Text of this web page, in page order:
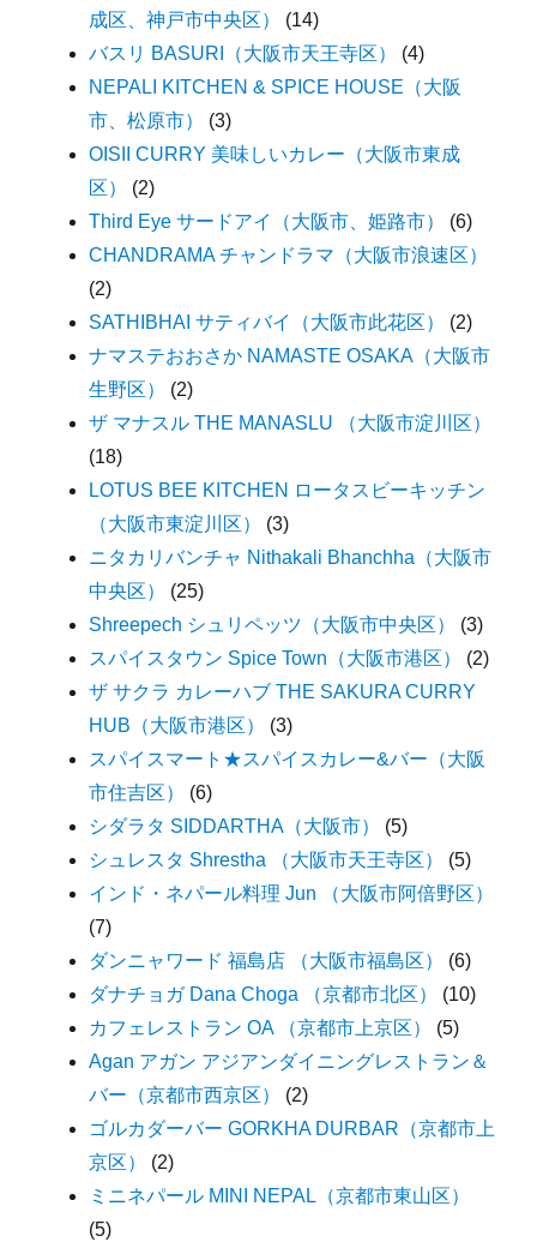
成区、神戸市中央区）
(14)
バスリ BASURI（大阪市天王寺区）
(4)
NEPALI KITCHEN & SPICE HOUSE（大阪
市、松原市）
(3)
OISII CURRY 美味しいカレー（大阪市東成
区）
(2)
Third Eye サードアイ（大阪市、姫路市）
(6)
CHANDRAMA チャンドラマ（大阪市浪速区）
(2)
SATHIBHAI サティバイ（大阪市此花区）
(2)
ナマステおおさか NAMASTE OSAKA（大阪市
生野区）
(2)
ザ マナスル THE MANASLU （大阪市淀川区）
(18)
LOTUS BEE KITCHEN ロータスビーキッチン
（大阪市東淀川区）
(3)
ニタカリバンチャ Nithakali Bhanchha（大阪市
中央区）
(25)
Shreepech シュリペッツ（大阪市中央区）
(3)
スパイスタウン Spice Town（大阪市港区）
(2)
ザ サクラ カレーハブ THE SAKURA CURRY
HUB（大阪市港区）
(3)
スパイスマート★スパイスカレー&バー（大阪
市住吉区）
(6)
シダラタ SIDDARTHA（大阪市）
(5)
シュレスタ Shrestha （大阪市天王寺区）
(5)
インド・ネパール料理 Jun （大阪市阿倍野区）
(7)
ダンニャワード 福島店 （大阪市福島区）
(6)
ダナチョガ Dana Choga （京都市北区）
(10)
カフェレストラン OA （京都市上京区）
(5)
Agan アガン アジアンダイニングレストラン＆
バー（京都市西京区）
(2)
ゴルカダーバー GORKHA DURBAR（京都市上
京区）
(2)
ミニネパール MINI NEPAL（京都市東山区）
(5)